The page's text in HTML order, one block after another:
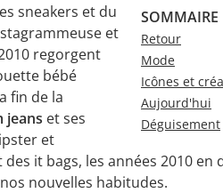
SOMMAIRE
Retour
Mode
Icônes et
Aujourd'hui
Déguisement
sneakers et du
et
regorgent
bébé
fin de la
jeans et ses
et
it bags, les années 2010 en
nouvelles habitudes.